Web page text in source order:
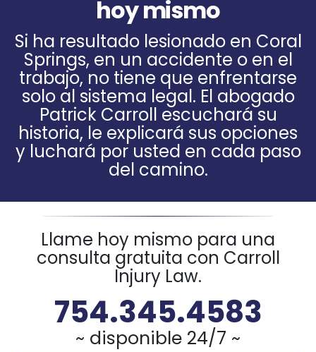
hoy mismo
Si ha resultado lesionado en Coral
Springs, en un accidente o en el
trabajo, no tiene que enfrentarse
solo al sistema legal. El abogado
Patrick Carroll escuchará su
historia, le explicará sus opciones
y luchará por usted en cada paso
del camino.
Llame hoy mismo para una
consulta gratuita con Carroll
Injury Law.
754.345.4583
~ disponible 24/7 ~